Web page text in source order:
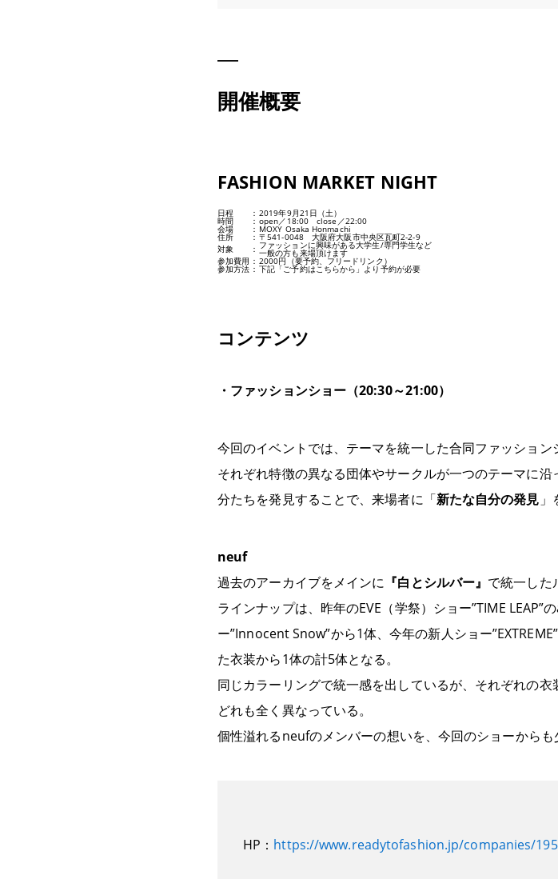
開催概要
FASHION MARKET NIGHT
日程 ： 2019年9月21日（土）
時間 ： open／18:00 close／22:00
会場 ： MOXY Osaka Honmachi
住所 ： 〒541-0048 大阪府大阪市中央区瓦町2-2-9
対象
： ファッションに興味がある大学生/専門学生など
一般の方も来場頂けます
参加費用 ： 2000円（要予約、フリードリンク）
参加方法 ： 下記「ご予約はこちらから」より予約が必要
コンテンツ
・ファッションショー（20:30～21:00）
今回のイベントでは、テーマを統一した合同ファッション
それぞれ特徴の異なる団体やサークルが一つのテーマに
分たちを発見することで、来場者に「新たな自分の発見
neuf
過去のアーカイブをメインに 『白とシルバー』 で統一した
ラインナップは、昨年のEVE（学祭）ショー”TIME
ー”Innocent Snow”から1体、今年の新人ショー
た衣装から1体の計5体となる。
同じカラーリングで統一感を出しているが、それぞれの
どれも全く異なっている。
個性溢れるneufのメンバーの想いを、今回のショーからも
HP： https://www.readytofashion.jp/companies/